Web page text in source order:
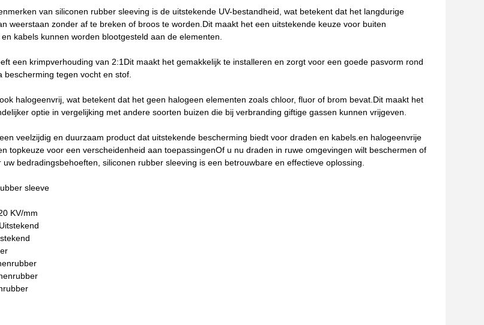
van siliconen rubber sleeving is de uitstekende UV-bestandheid, wat betekent dat het langdurige
weerstaan zonder af te breken of broos te worden.Dit maakt het een uitstekende keuze voor buiten
kabels kunnen worden blootgesteld aan de elementen.
een krimpverhouding van 2:1Dit maakt het gemakkelijk te installeren en zorgt voor een goede pasvorm rond
tegen vocht en stof.
halogeenvrij, wat betekent dat het geen halogeen elementen zoals chloor, fluor of brom bevat.Dit maakt het
optie in vergelijking met andere soorten buizen die bij verbranding giftige gassen kunnen vrijgeven.
veelzijdig en duurzaam product dat uitstekende bescherming biedt voor draden en kabels.en halogeenvrije
topkeuze voor een verscheidenheid aan toepassingenOf u nu draden in ruwe omgevingen wilt beschermen of
bedradingsbehoeften, siliconen rubber sleeving is een betrouwbare en effectieve oplossing.
sleeve
KV/mm